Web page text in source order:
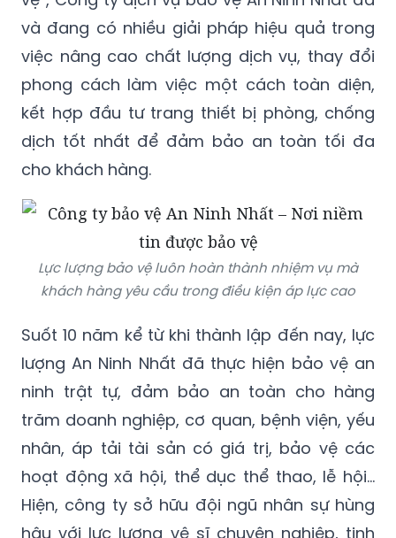
Dịch vụ hàng đầu – Nơi niềm tin được bảo
vệ”, Công ty dịch vụ bảo vệ An Ninh Nhất đã
và đang có nhiều giải pháp hiệu quả trong
việc nâng cao chất lượng dịch vụ, thay đổi
phong cách làm việc một cách toàn diện,
kết hợp đầu tư trang thiết bị phòng, chống
dịch tốt nhất để đảm bảo an toàn tối đa
cho khách hàng.
Lực lượng bảo vệ luôn hoàn thành nhiệm vụ mà
khách hàng yêu cầu trong điều kiện áp lực cao
Suốt 10 năm kể từ khi thành lập đến nay, lực
lượng An Ninh Nhất đã thực hiện bảo vệ an
ninh trật tự, đảm bảo an toàn cho hàng
trăm doanh nghiệp, cơ quan, bệnh viện, yếu
nhân, áp tải tài sản có giá trị, bảo vệ các